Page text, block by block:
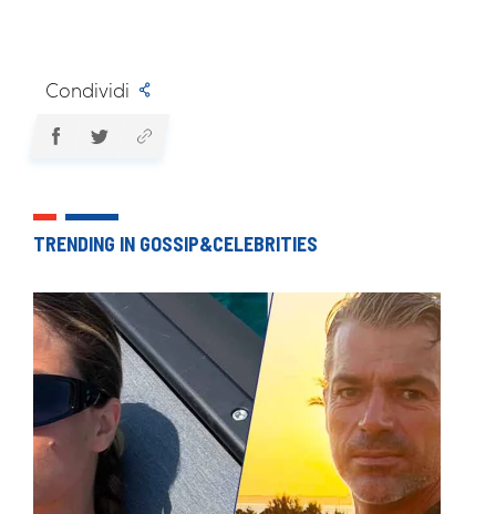
Condividi
TRENDING IN GOSSIP&CELEBRITIES